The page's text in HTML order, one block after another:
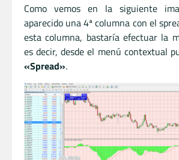
Como vemos en la siguiente
aparecido una 4ª columna con el
esta columna, bastaría efectuar la
es decir, desde el menú contextual
«Spread».